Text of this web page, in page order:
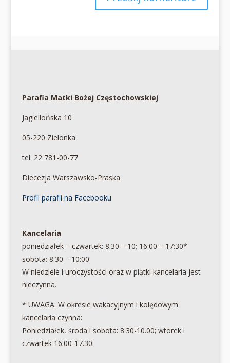
Parafia Matki Bożej Częstochowskiej
Jagiellońska 10
05-220 Zielonka
tel. 22 781-00-77
Diecezja Warszawsko-Praska
Profil parafii na Facebooku
Kancelaria
poniedziałek – czwartek: 8:30 – 10; 16:00 – 17:30*
sobota: 8:30 – 10:00
W niedziele i uroczystości oraz w piątki kancelaria jest
nieczynna.
* UWAGA: W okresie wakacyjnym i kolędowym
kancelaria czynna:
Poniedziałek, środa i sobota: 8.30-10.00; wtorek i
czwartek 16.00-17.30.